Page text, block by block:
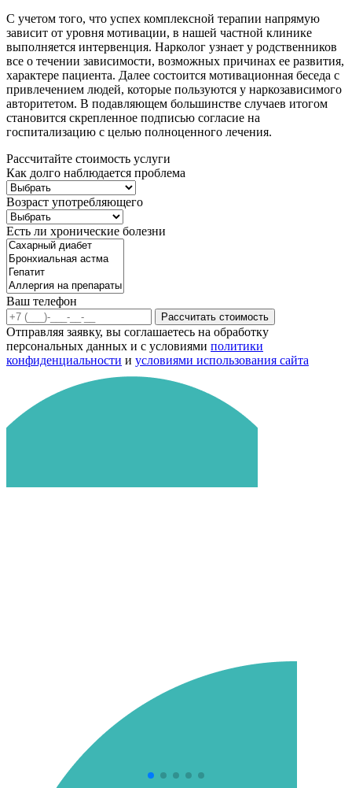
С учетом того, что успех комплексной терапии напрямую
зависит от уровня мотивации, в нашей частной клинике
выполняется интервенция. Нарколог узнает у родственников
все о течении зависимости, возможных причинах ее развития,
характере пациента. Далее состоится мотивационная беседа с
привлечением людей, которые пользуются у наркозависимого
авторитетом. В подавляющем большинстве случаев итогом
становится скрепленное подписью согласие на
госпитализацию с целью полноценного лечения.
Рассчитайте стоимость услуги
Как долго наблюдается проблема
Возраст употребляющего
Есть ли хронические болезни
Ваш телефон
Рассчитать стоимость
Отправляя заявку, вы соглашаетесь на обработку
персональных данных и с условиями политики
конфиденциальности и условиями использования сайта